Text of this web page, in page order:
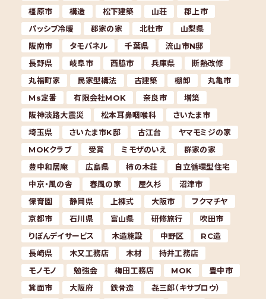
橿原市
構造 松下建築 山荘
郡上市
パッシブ冷暖
郡家の家 北杜市
山梨県
阪南市
タモパネル 千葉県
流山市N邸
長野県
岐阜市 西脇市 兵庫県
断熱改修
丸福町家
民家型構法 古建築 棚卸
丸亀市
Ms定番
有限会社MOK 奈良市
増築
阪神淡路大震災
松本耳鼻咽喉科
さいたま市
埼玉県
さいたま市K邸 古江台
ヤマモミジの家
MOKクラブ
受賞 ミモザのいえ
群家の家
豊中和居庵
広島県 柿の木荘
自立循環型住宅
中京・風の舎
春風の家 屋久杉
沼津市
保育園
静岡県 上棟式 大阪市
フクマチヤ
京都市
石川県 富山県 研修旅行
吹田市
りぼんデイサービス
木造施設 中野区
RC造
長崎県
木又工務店 木材
持井工務店
モノモノ
勉強会 梅田工務店 MOK
豊中市
箕面市
大阪府 鉄骨造
㐂三郎（キサブロウ）